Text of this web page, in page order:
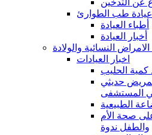
عيادة طب الطوارئ
أطباء العيادة
أخبار العيادة
النسائية والولادة
اخبار العيادات
كمية الحليب
حديثي
في المستشفى
الطبيعية
صحة الأم
والطفل ندوة